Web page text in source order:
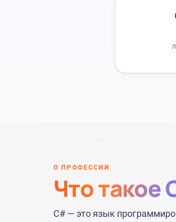
О ПРОФЕССИИ
Что такое
C# — это язык